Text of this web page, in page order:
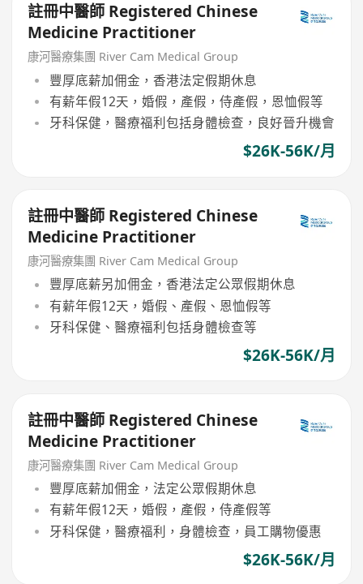
註冊中醫師 Registered Chinese
Medicine Practitioner
康河醫療集團 River Cam Medical Group
豐厚底薪加佣金，香港法定假期休息
有薪年假12天，婚假，產假，侍產假，恩恤假等
牙科保健，醫療福利包括身體檢查，良好晉升機會
$26K-56K/月
註冊中醫師 Registered Chinese
Medicine Practitioner
康河醫療集團 River Cam Medical Group
豐厚底薪另加佣金，香港法定公眾假期休息
有薪年假12天，婚假、產假、恩恤假等
牙科保健、醫療福利包括身體檢查等
$26K-56K/月
註冊中醫師 Registered Chinese
Medicine Practitioner
康河醫療集團 River Cam Medical Group
豐厚底薪加佣金，法定公眾假期休息
有薪年假12天，婚假，產假，侍產假等
牙科保健，醫療福利，身體檢查，員工購物優惠
$26K-56K/月